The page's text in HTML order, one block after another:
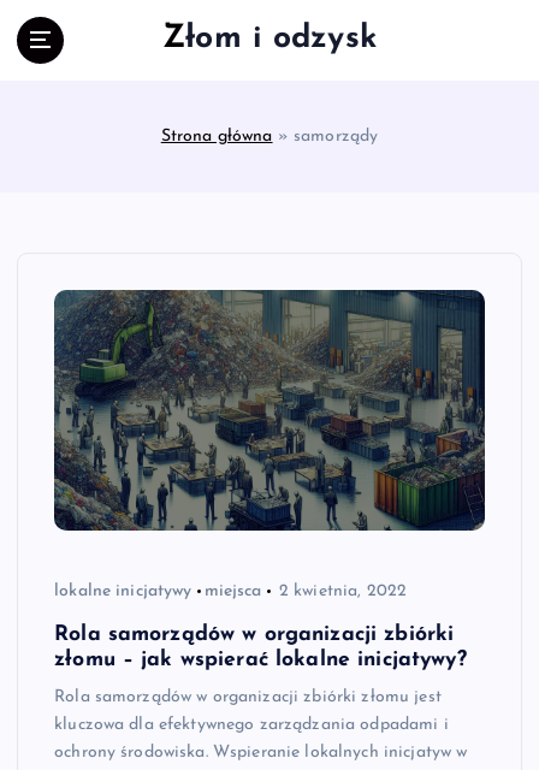
Złom i odzysk
Strona główna » samorządy
lokalne inicjatywy miejsca 2 kwietnia, 2022
Rola samorządów w organizacji zbiórki
złomu – jak wspierać lokalne inicjatywy?
Rola samorządów w organizacji zbiórki złomu jest
kluczowa dla efektywnego zarządzania odpadami i
ochrony środowiska. Wspieranie lokalnych inicjatyw w